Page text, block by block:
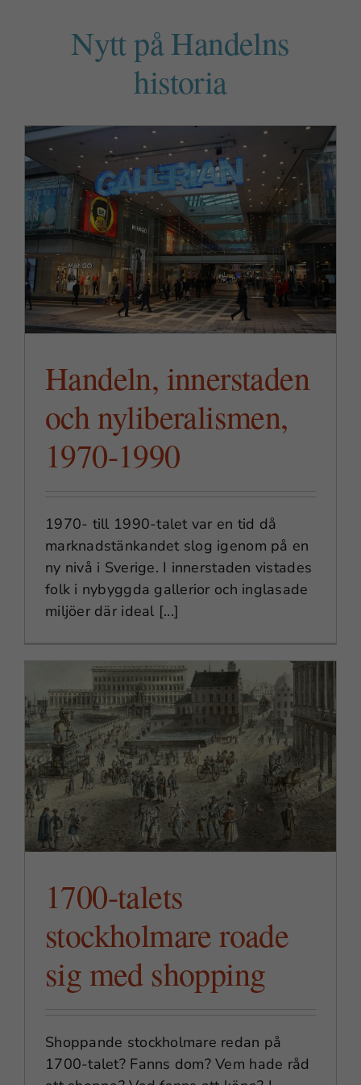
Nytt på Handelns
historia
Handeln, innerstaden
och nyliberalismen,
1970-1990
1970- till 1990-talet var en tid då
marknadstänkandet slog igenom på en
ny nivå i Sverige. I innerstaden vistades
folk i nybyggda gallerior och inglasade
miljöer där ideal [...]
1700-talets
stockholmare roade
sig med shopping
Shoppande stockholmare redan på
1700-talet? Fanns dom? Vem hade råd
Nödvändiga
behövs för
webbplatsen
fungera.